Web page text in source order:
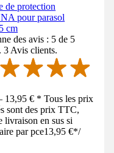
de protection
pour parasol
cm
des avis : 5 de 5
3 Avis clients.
€ * Tous les prix
sont des prix TTC,
livraison en sus si
par pce13,95 €*/